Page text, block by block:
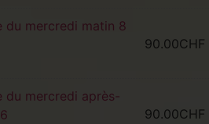
du mercredi matin 8
90.00CHF
du mercredi après-
90.00CHF